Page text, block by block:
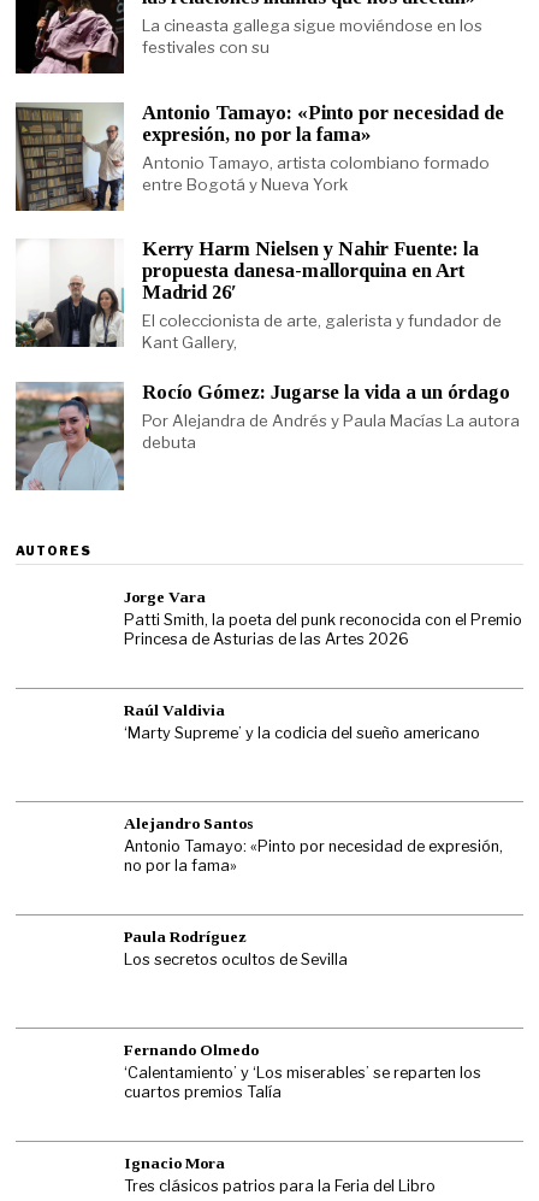
La cineasta gallega sigue moviéndose en los
festivales con su
Antonio Tamayo: «Pinto por necesidad de
expresión, no por la fama»
Antonio Tamayo, artista colombiano formado
entre Bogotá y Nueva York
Kerry Harm Nielsen y Nahir Fuente: la
propuesta danesa-mallorquina en Art
Madrid 26′
El coleccionista de arte, galerista y fundador de
Kant Gallery,
Rocío Gómez: Jugarse la vida a un órdago
Por Alejandra de Andrés y Paula Macías La autora
debuta
AUTORES
Jorge Vara
Patti Smith, la poeta del punk reconocida con el Premio
Princesa de Asturias de las Artes 2026
Raúl Valdivia
‘Marty Supreme’ y la codicia del sueño americano
Alejandro Santos
Antonio Tamayo: «Pinto por necesidad de expresión,
no por la fama»
Paula Rodríguez
Los secretos ocultos de Sevilla
Fernando Olmedo
‘Calentamiento’ y ‘Los miserables’ se reparten los
cuartos premios Talía
Ignacio Mora
Tres clásicos patrios para la Feria del Libro